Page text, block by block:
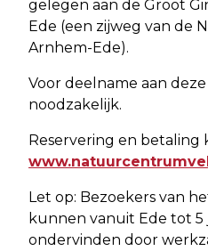
gelegen aan de Groot
Ede (een zijweg van de
Arnhem-Ede).
Voor deelname aan
noodzakelijk.
Reservering en betaling
Let op: Bezoekers van
kunnen vanuit Ede tot
ondervinden door